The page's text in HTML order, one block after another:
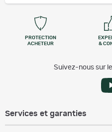
PROTECTION
ACHETEUR
&
Suivez-nous sur
Services et garanties